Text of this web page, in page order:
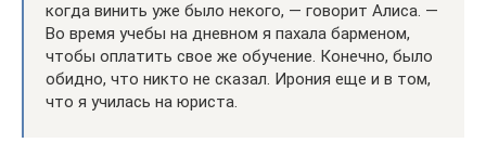
когда винить уже было некого, — говорит Алиса. —
Во время учебы на дневном я пахала барменом,
чтобы оплатить свое же обучение. Конечно, было
обидно, что никто не сказал. Ирония еще и в том,
что я училась на юриста.